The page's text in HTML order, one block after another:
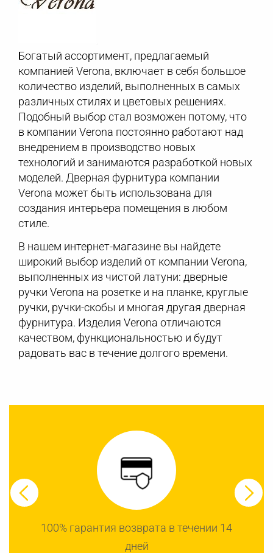
Богатый ассортимент, предлагаемый
компанией Verona, включает в себя большое
количество изделий, выполненных в самых
различных стилях и цветовых решениях.
Подобный выбор стал возможен потому, что
в компании Verona постоянно работают над
внедрением в производство новых
технологий и занимаются разработкой новых
моделей. Дверная фурнитура компании
Verona может быть использована для
создания интерьера помещения в любом
стиле.
В нашем интернет-магазине вы найдете
широкий выбор изделий от компании Verona,
выполненных из чистой латуни: дверные
ручки Verona на розетке и на планке, круглые
ручки, ручки-скобы и многая другая дверная
фурнитура. Изделия Verona отличаются
качеством, функциональностью и будут
радовать вас в течение долгого времени.
100% гарантия возврата в течении 14
дней